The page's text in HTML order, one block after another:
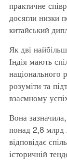
практичне
досягли низки
китайський
Як дві
Індія мають
національного
розуміти та
взаємному
Вона
понад 2,8 млрд
відповідає
історичній